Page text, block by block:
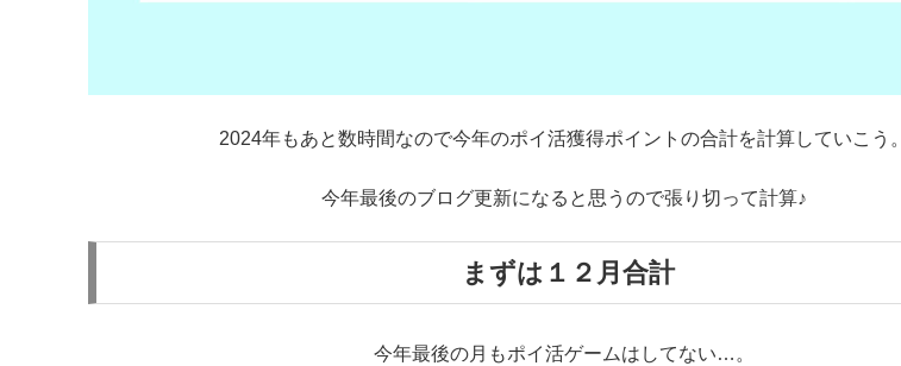
2024年もあと数時間なので今年のポイ活獲得ポイントの合計を計算していこう。
今年最後のブログ更新になると思うので張り切って計算♪
まずは１２月合計
今年最後の月もポイ活ゲームはしてない…。